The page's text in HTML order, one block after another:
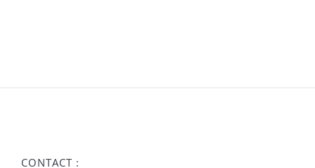
CONTACT :